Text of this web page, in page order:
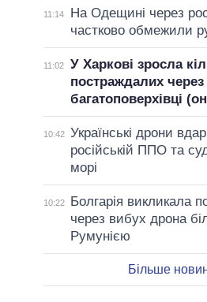
11:14
На Одещині через
частково обмежили
11:02
У Харкові зросла
постраждалих
багатоповерхівці
10:42 Українські дрони
російській ППО та
морі
10:22
Болгарія викликала
через вибух дрона
Румунією
Більше